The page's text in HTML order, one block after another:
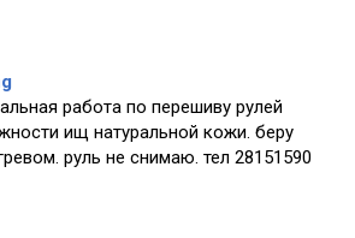
работа по перешиву рулей
ищ натуральной кожи. беру
руль не снимаю. тел 28151590